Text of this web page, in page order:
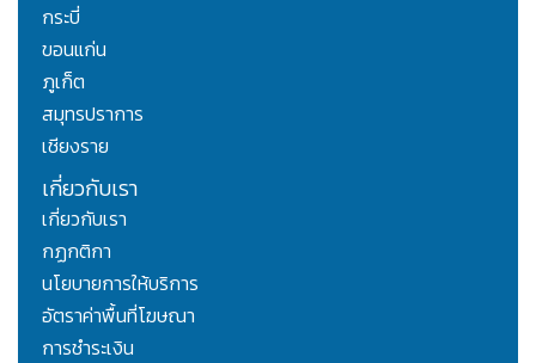
กระบี่
ขอนแก่น
ภูเก็ต
สมุทรปราการ
เชียงราย
เกี่ยวกับเรา
เกี่ยวกับเรา
กฏกติกา
นโยบายการให้บริการ
อัตราค่าพื้นที่โฆษณา
การชำระเงิน